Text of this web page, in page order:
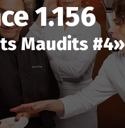
1.156
Maudits #4»